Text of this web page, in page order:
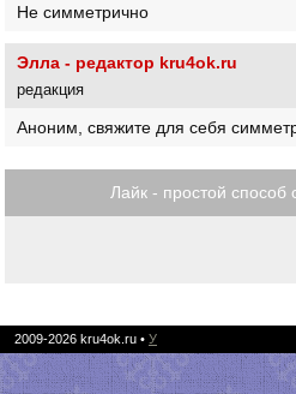
Не симметрично
Элла - редактор kru4ok.ru
редакция
Аноним, свяжите для себя
Лайк - простой способ
2009-2026 kru4ok.ru • У